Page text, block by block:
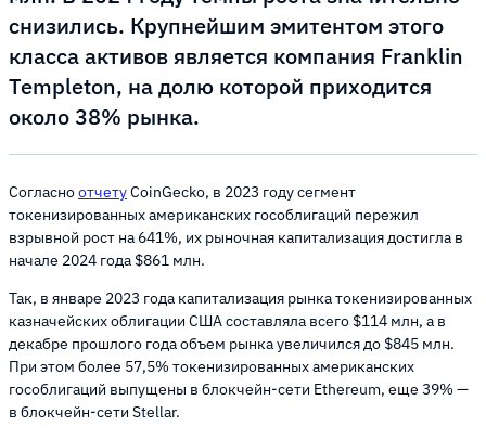
снизились. Крупнейшим эмитентом этого
класса активов является компания Franklin
Templeton, на долю которой приходится
около 38% рынка.
СогласноотчетуCoinGecko, в 2023 году сегмент
токенизированных американских гособлигаций пережил
взрывной рост на 641%, их рыночная капитализация достигла в
начале 2024 года $861 млн.
Так, в январе 2023 года капитализация рынка токенизированных
казначейских облигации США составляла всего $114 млн, а в
декабре прошлого года объем рынка увеличился до $845 млн.
При этом более 57,5% токенизированных американских
гособлигаций выпущены в блокчейн-сети Ethereum, еще 39% —
в блокчейн-сети Stellar.